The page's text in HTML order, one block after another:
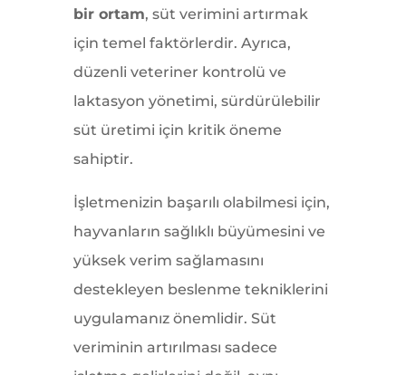
bir ortam, süt verimini artırmak
için temel faktörlerdir. Ayrıca,
düzenli veteriner kontrolü ve
laktasyon yönetimi, sürdürülebilir
süt üretimi için kritik öneme
sahiptir.
İşletmenizin başarılı olabilmesi için,
hayvanların sağlıklı büyümesini ve
yüksek verim sağlamasını
destekleyen beslenme tekniklerini
uygulamanız önemlidir. Süt
veriminin artırılması sadece